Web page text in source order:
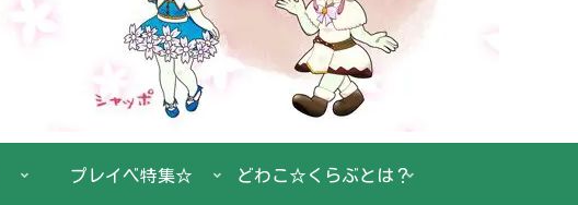
プレイベ特集☆ どわこ☆くらぶとは？